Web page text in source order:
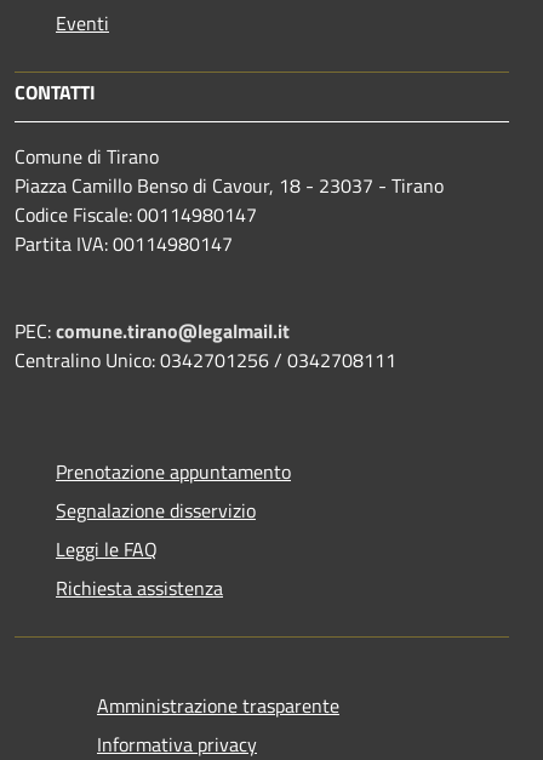
Eventi
CONTATTI
Comune di Tirano
Piazza Camillo Benso di Cavour, 18 - 23037 - Tirano
Codice Fiscale: 00114980147
Partita IVA: 00114980147
PEC:comune.tirano@legalmail.it
Centralino Unico: 0342701256 / 0342708111
Prenotazione appuntamento
Segnalazione disservizio
Leggi le FAQ
Richiesta assistenza
Amministrazione trasparente
Informativa privacy